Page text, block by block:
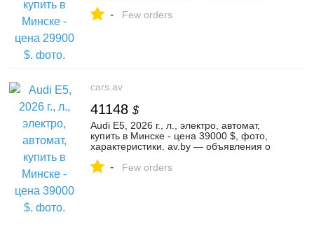
- Few orders
cars.av
41148 $
Audi E5, 2026 г., л., электро, автомат,
купить в Минске - цена 39000 $, фото,
характеристики. av.by — объявления о
- Few orders